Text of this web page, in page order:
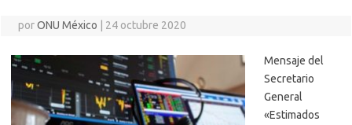
porONU México 24 octubre 2020
Mensaje del
Secretario
General
«Estimados